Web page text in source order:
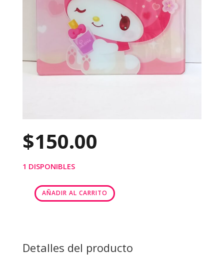
$150.00
1 DISPONIBLES
BASCULA
AÑADIR AL CARRITO
Detalles del producto